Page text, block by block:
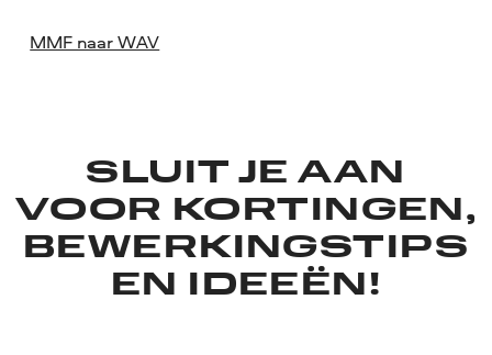
MMF naar WAV
SLUIT JE AAN
VOOR KORTINGEN,
BEWERKINGSTIPS
EN IDEEËN!